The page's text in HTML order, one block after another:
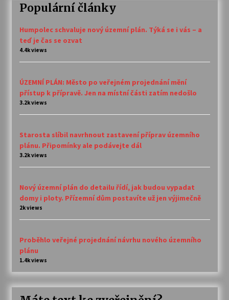
Populární články
Humpolec schvaluje nový územní plán. Týká se i vás – a
teď je čas se ozvat
4.4k views
ÚZEMNÍ PLÁN: Město po veřejném projednání mění
přístup k přípravě. Jen na místní části zatím nedošlo
3.2k views
Starosta slíbil navrhnout zastavení příprav územního
plánu. Připomínky ale podávejte dál
3.2k views
Nový územní plán do detailu řídí, jak budou vypadat
domy i ploty. Přízemní dům postavíte už jen výjimečně
2k views
Proběhlo veřejné projednání návrhu nového územního
plánu
1.4k views